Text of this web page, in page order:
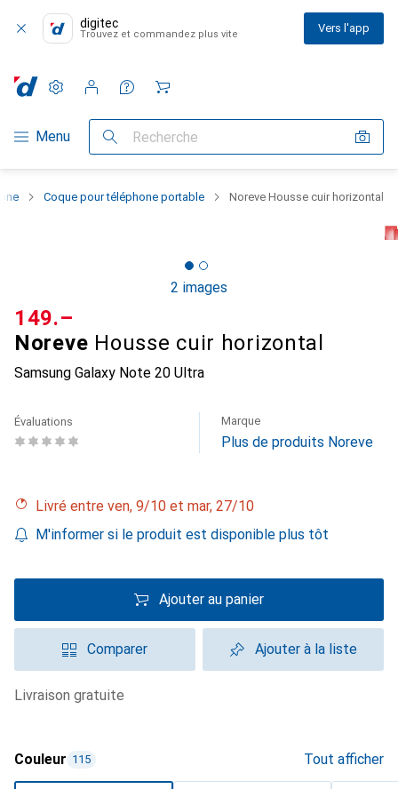
digitec
Trouvez et commandez plus vite Vers l'app
Navigation par catégorie
Menu Recherche
Paramètres
Compte client
Listes de comparaison
Listes d'envies
Panier
Coque pour téléphone portable Noreve Housse cuir horizontal
2 images
Noreve Housse cuir horizontal
Samsung Galaxy Note 20 Ultra
CHF
149.–
Évaluations Marque
Plus de produits Noreve
Livré entre ven, 9/10 et mar, 27/10
M'informer si le produit est disponible plus tôt
Ajouter au panier
Comparer Ajouter à la liste
livraison gratuite
Couleur 115 Tout afficher